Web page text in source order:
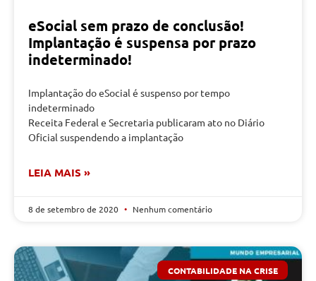
eSocial sem prazo de conclusão!
Implantação é suspensa por prazo
indeterminado!
Implantação do eSocial é suspenso por tempo
indeterminado
Receita Federal e Secretaria publicaram ato no Diário
Oficial suspendendo a implantação
LEIA MAIS »
8 de setembro de 2020 Nenhum comentário
CONTABILIDADE NA CRISE